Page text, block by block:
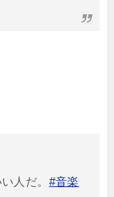
人だ。 #音楽